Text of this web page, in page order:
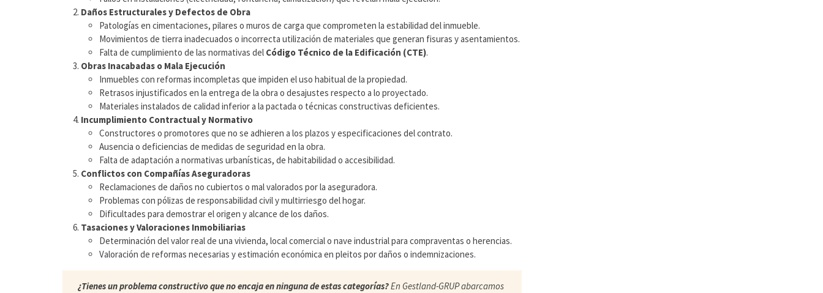
Daños Estructurales y Defectos de Obra
Patologías en cimentaciones, pilares o muros de carga que comprometen la estabilidad del inmueble.
Movimientos de tierra inadecuados o incorrecta utilización de materiales que generan fisuras y asentamientos.
Falta de cumplimiento de las normativas del Código Técnico de la Edificación (CTE).
Obras Inacabadas o Mala Ejecución
Inmuebles con reformas incompletas que impiden el uso habitual de la propiedad.
Retrasos injustificados en la entrega de la obra o desajustes respecto a lo proyectado.
Materiales instalados de calidad inferior a la pactada o técnicas constructivas deficientes.
Incumplimiento Contractual y Normativo
Constructores o promotores que no se adhieren a los plazos y especificaciones del contrato.
Ausencia o deficiencias de medidas de seguridad en la obra.
Falta de adaptación a normativas urbanísticas, de habitabilidad o accesibilidad.
Conflictos con Compañías Aseguradoras
Reclamaciones de daños no cubiertos o mal valorados por la aseguradora.
Problemas con pólizas de responsabilidad civil y multirriesgo del hogar.
Dificultades para demostrar el origen y alcance de los daños.
Tasaciones y Valoraciones Inmobiliarias
Determinación del valor real de una vivienda, local comercial o nave industrial para compraventas o herencias.
Valoración de reformas necesarias y estimación económica en pleitos por daños o indemnizaciones.
¿Tienes un problema constructivo que no encaja en ninguna de estas categorías?En Gestland-GRUP abarcamos